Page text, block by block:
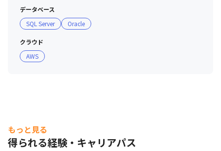
データベース
SQL Server
Oracle
クラウド
AWS
もっと見る
得られる経験・キャリアパス